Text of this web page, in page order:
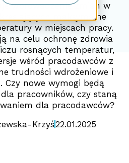
wprowadzenie zmian w
maksymalne
w miejscach pracy.
na celu ochronę zdrowia
rosnących temperatur,
wśród pracodawców z
trudności wdrożeniowe i
Czy nowe wymogi będą
pracowników, czy staną
dla pracodawców?
Krzyś22.01.2025